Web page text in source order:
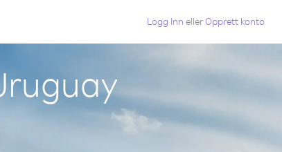
Logg Inn ellerOpprett konto